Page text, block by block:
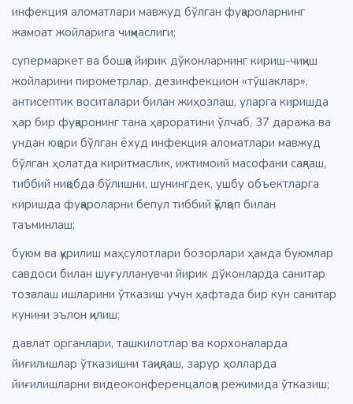
инфекция аломатлари мавжуд бўлган фуқароларнинг
жамоат жойларига чиқмаслиги;
супермаркет ва бошқа йирик дўконларнинг кириш-чиқиш
жойларини пирометрлар, дезинфекцион «тўшаклар»,
антисептик воситалари билан жиҳозлаш, уларга киришда
ҳар бир фуқаронинг тана ҳароратини ўлчаб, 37 даража ва
ундан юқори бўлган ёхуд инфекция аломатлари мавжуд
бўлган ҳолатда киритмаслик, ижтимоий масофани сақлаш,
тиббий ниқобда бўлишни, шунингдек, ушбу объектларга
киришда фуқароларни бепул тиббий қўлқоп билан
таъминлаш;
буюм ва қурилиш маҳсулотлари бозорлари ҳамда буюмлар
савдоси билан шуғулланувчи йирик дўконларда санитар
тозалаш ишларини ўтказиш учун ҳафтада бир кун санитар
кунини эълон қилиш;
давлат органлари, ташкилотлар ва корхоналарда
йиғилишлар ўтказишни тақиқлаш, зарур ҳолларда
йиғилишларни видеоконференцалоқа режимида ўтказиш;